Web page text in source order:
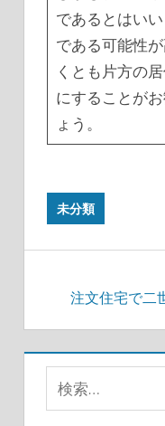
であるとはい
である可能性
くとも片方の
にすることが
ょう。
未分類
ナ
ビ
注文住宅で二